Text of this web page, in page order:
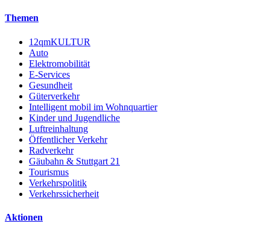
Themen
12qmKULTUR
Auto
Elektromobilität
E-Services
Gesundheit
Güterverkehr
Intelligent mobil im Wohnquartier
Kinder und Jugendliche
Luftreinhaltung
Öffentlicher Verkehr
Radverkehr
Gäubahn & Stuttgart 21
Tourismus
Verkehrspolitik
Verkehrssicherheit
Aktionen